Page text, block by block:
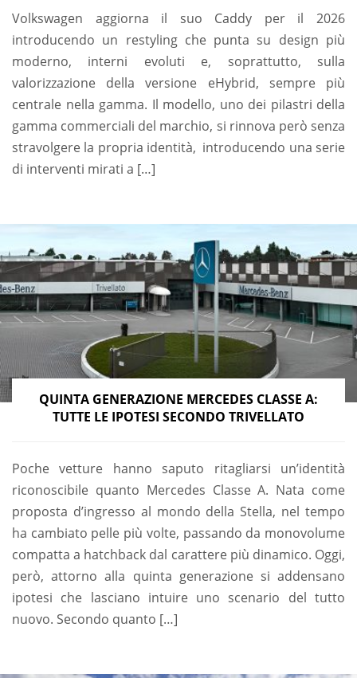
Volkswagen aggiorna il suo Caddy per il 2026
introducendo un restyling che punta su design più
moderno, interni evoluti e, soprattutto, sulla
valorizzazione della versione eHybrid, sempre più
centrale nella gamma. Il modello, uno dei pilastri della
gamma commerciali del marchio, si rinnova però senza
stravolgere la propria identità, introducendo una serie
di interventi mirati a […]
QUINTA GENERAZIONE MERCEDES CLASSE A:
TUTTE LE IPOTESI SECONDO TRIVELLATO
Poche vetture hanno saputo ritagliarsi un’identità
riconoscibile quanto Mercedes Classe A. Nata come
proposta d’ingresso al mondo della Stella, nel tempo
ha cambiato pelle più volte, passando da monovolume
compatta a hatchback dal carattere più dinamico. Oggi,
però, attorno alla quinta generazione si addensano
ipotesi che lasciano intuire uno scenario del tutto
nuovo. Secondo quanto […]